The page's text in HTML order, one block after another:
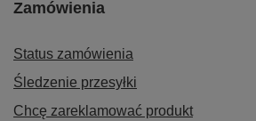
Zamówienia
Status zamówienia
Śledzenie przesyłki
Chcę zareklamować produkt